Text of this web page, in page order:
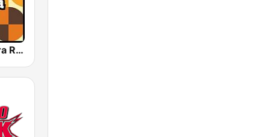
French Riviera Radio